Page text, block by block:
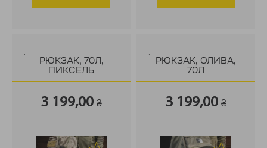
.
РЮКЗАК, 70Л,
ПИКСЕЛЬ
3 199,00 ₴
.
РЮКЗАК, ОЛИВА,
70Л
3 199,00 ₴